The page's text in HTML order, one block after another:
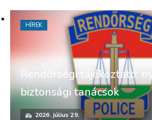
Rendőrségi tájékoztató:
biztonsági tanácsok
2026. július 29.
HÍREK